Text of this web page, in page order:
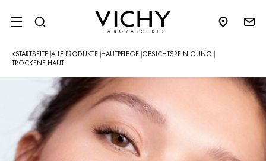
SITE MENU
STARTSEITE ALLE PRODUKTE HAUTPFLEGE GESICHTSREINIGUNG
TROCKENE HAUT